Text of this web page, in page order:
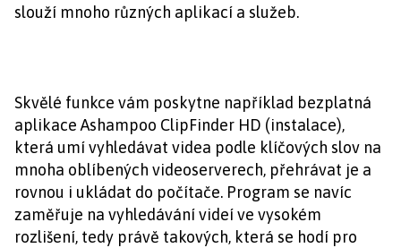
slouží mnoho různých aplikací a služeb.
Skvělé funkce vám poskytne například bezplatná
aplikace Ashampoo ClipFinder HD (instalace),
která umí vyhledávat videa podle klíčových slov na
mnoha oblíbených videoserverech, přehrávat je a
rovnou i ukládat do počítače. Program se navíc
zaměřuje na vyhledávání videí ve vysokém
rozlišení, tedy právě takových, která se hodí pro